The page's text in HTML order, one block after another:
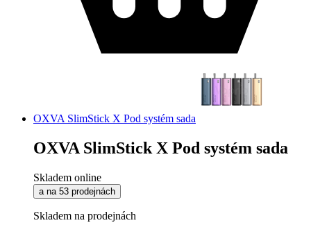
OXVA SlimStick X Pod systém sada
OXVA SlimStick X Pod systém sada
Skladem online
a na 53 prodejnách
Skladem na prodejnách